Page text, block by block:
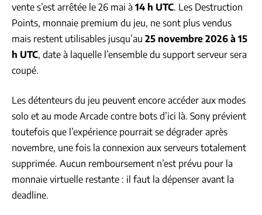
vente s’est arrêtée le 26 mai à 14 h UTC. Les Destruction
Points, monnaie premium du jeu, ne sont plus vendus
mais restent utilisables jusqu’au 25 novembre 2026 à 15
h UTC, date à laquelle l’ensemble du support serveur sera
coupé.
Les détenteurs du jeu peuvent encore accéder aux modes
solo et au mode Arcade contre bots d’ici là. Sony prévient
toutefois que l’expérience pourrait se dégrader après
novembre, une fois la connexion aux serveurs totalement
supprimée. Aucun remboursement n’est prévu pour la
monnaie virtuelle restante : il faut la dépenser avant la
deadline.